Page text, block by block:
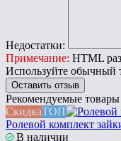
Недостатки:
Примечание: HTML
Используйте обычный
Оставить отзыв
Рекомендуемые товары
СкидкаТОП
Ролевой комплект
В наличии